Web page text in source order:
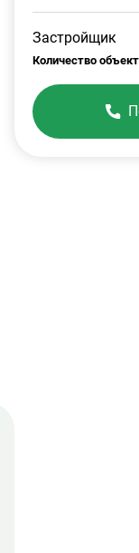
Застройщик
Количество